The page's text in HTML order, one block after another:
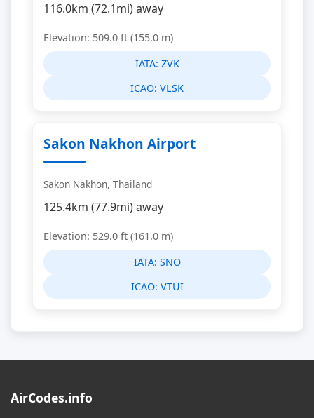
116.0km (72.1mi) away
Elevation: 509.0 ft (155.0 m)
IATA: ZVK
ICAO: VLSK
Sakon Nakhon Airport
Sakon Nakhon, Thailand
125.4km (77.9mi) away
Elevation: 529.0 ft (161.0 m)
IATA: SNO
ICAO: VTUI
AirCodes.info